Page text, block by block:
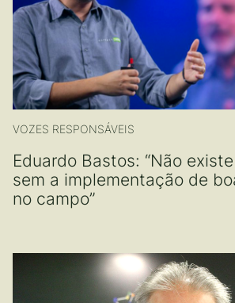
VOZES RESPONSÁVEIS
Eduardo Bastos: “Não
sem a implementação de
no campo”